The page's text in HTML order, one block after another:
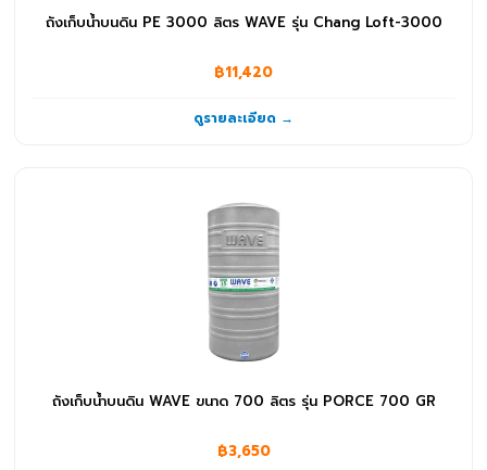
ถังเก็บน้ำบนดิน PE 3000 ลิตร WAVE รุ่น Chang Loft-3000
฿11,420
ดูรายละเอียด →
ถังเก็บน้ำบนดิน WAVE ขนาด 700 ลิตร รุ่น PORCE 700 GR
฿3,650